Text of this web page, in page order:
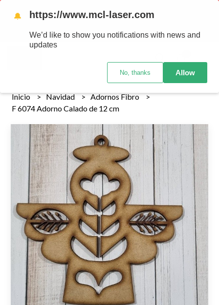
Tenemos envios a todo el pais!........ Los envios Por MENOR se
realizan 48 hs habiles porteriores al pago , los pedidos por
MAYOR se envian 7 dias posteriores al pago del pedido
Inicio Navidad
Adornos Fibro
F 6074 Adorno Calado de 12 cm
🔔 https://www.mcl-laser.com
We’d like to show you notifications with news and
updates
No, thanks Allow